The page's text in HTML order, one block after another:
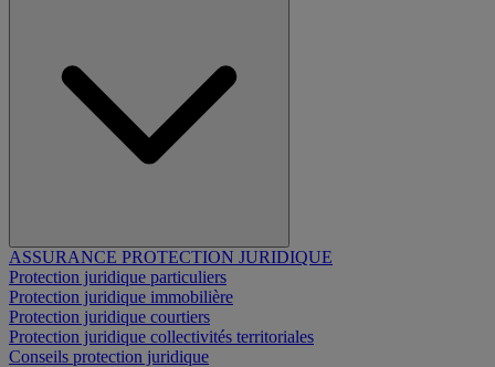
ASSURANCE PROTECTION JURIDIQUE
Protection juridique particuliers
Protection juridique immobilière
Protection juridique courtiers
Protection juridique collectivités territoriales
Conseils protection juridique